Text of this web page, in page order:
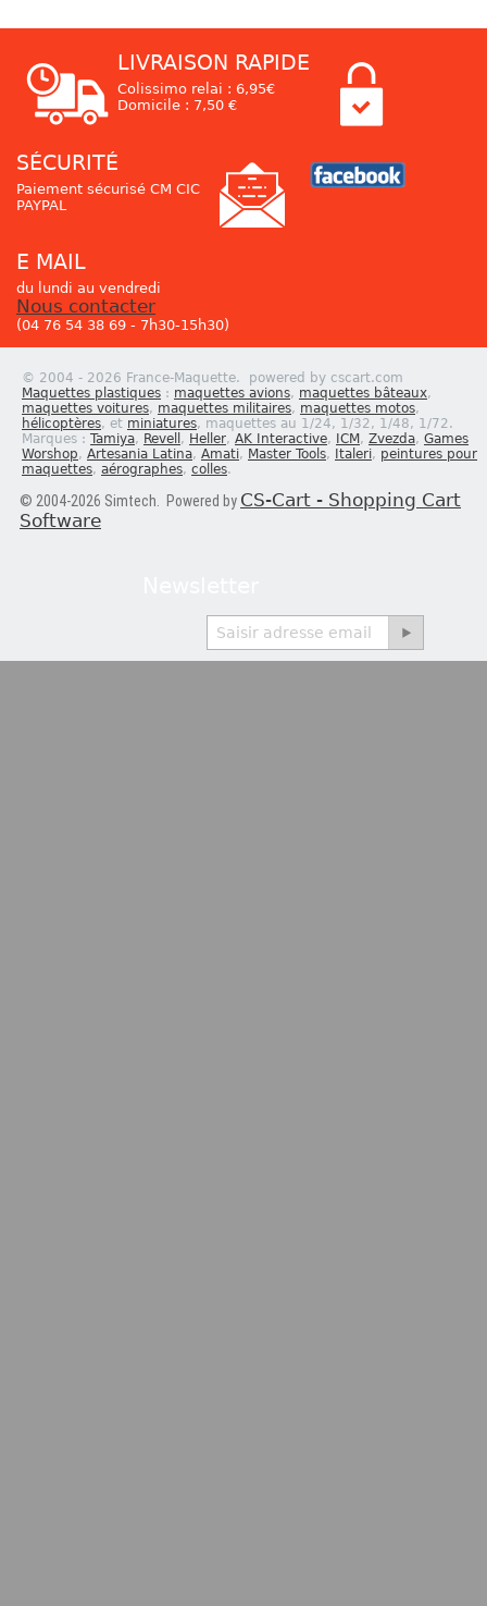
LIVRAISON RAPIDE
Colissimo relai : 6,95€
Domicile : 7,50 €
SÉCURITÉ
Paiement sécurisé CM CIC
PAYPAL
E MAIL
du lundi au vendredi
Nous contacter
(04 76 54 38 69 - 7h30-15h30)
© 2004 - 2026 France-Maquette. powered by cscart.com
Maquettes plastiques : maquettes avions, maquettes bâteaux,
maquettes voitures, maquettes militaires, maquettes motos,
hélicoptères, et miniatures, maquettes au 1/24, 1/32, 1/48, 1/72.
Marques : Tamiya, Revell , Heller, AK Interactive, ICM , Zvezda, Games
Worshop, Artesania Latina, Amati, Master Tools, Italeri, peintures pour
maquettes, aérographes, colles.
© 2004-2026 Simtech. Powered by CS-Cart - Shopping Cart
Software